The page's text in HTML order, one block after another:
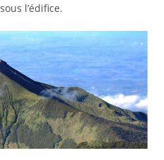
l’édifice.